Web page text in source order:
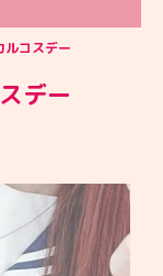
ルコスデー
デー